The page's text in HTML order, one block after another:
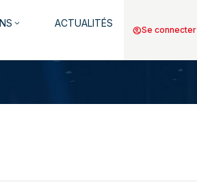
keyboard_arrow_down ACTUALITÉS
Menu
compte
account_circleSe connecter